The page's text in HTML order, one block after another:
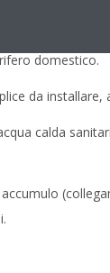
domestico.
da installare,
calda